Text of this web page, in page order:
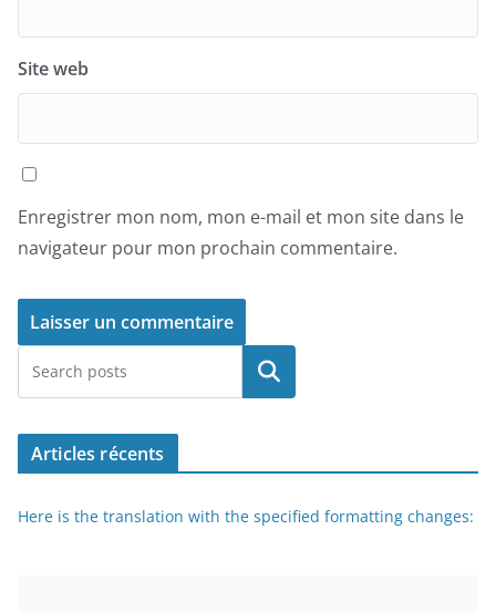
Site web
Enregistrer mon nom, mon e-mail et mon site dans le
navigateur pour mon prochain commentaire.
Rechercher
Articles récents
Here is the translation with the specified formatting changes: